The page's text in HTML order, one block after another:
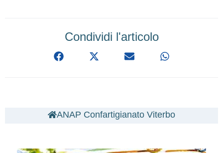
Condividi l'articolo
ANAP Confartigianato Viterbo